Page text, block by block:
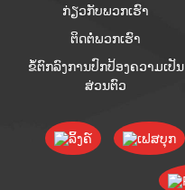
ກ່ຽວກັບພວກເຮົາ
ຕິດຕໍ່ພວກເຮົາ
ຂໍ້ຕົກລົງການປົກປ້ອງຄວາມເປັນ
ສ່ວນຕົວ